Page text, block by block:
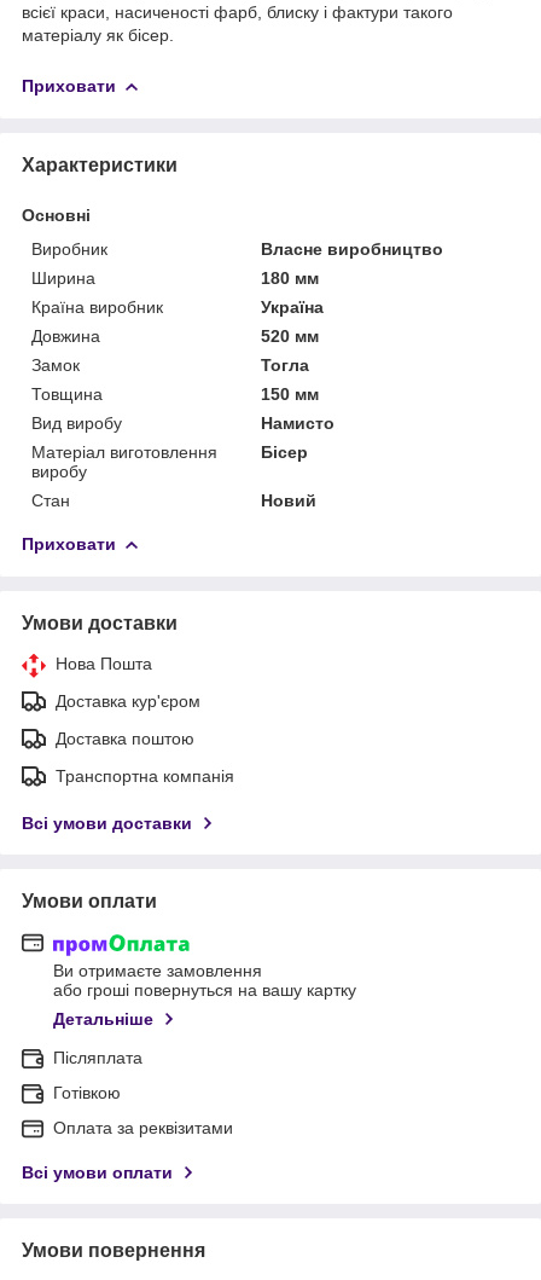
всієї краси, насиченості фарб, блиску і фактури такого
матеріалу як бісер.
Приховати
Характеристики
Основні
Виробник
Власне виробництво
Ширина
180 мм
Країна виробник
Україна
Довжина
520 мм
Замок
Тогла
Товщина
150 мм
Вид виробу
Намисто
Матеріал виготовлення
виробу
Бісер
Стан Новий
Приховати
Умови доставки
Нова Пошта
Доставка кур'єром
Доставка поштою
Транспортна компанія
Всі умови доставки
Умови оплати
Ви отримаєте замовлення
або гроші повернуться на вашу картку
Детальніше
Післяплата
Готівкою
Оплата за реквізитами
Всі умови оплати
Умови повернення